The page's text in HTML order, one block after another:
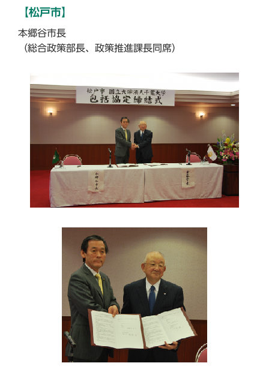
【松戸市】
本郷谷市長
（総合政策部長、政策推進課長同席）